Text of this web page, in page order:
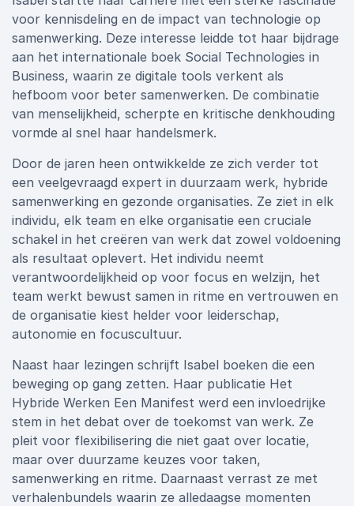
voor kennisdeling en de impact van technologie op
samenwerking. Deze interesse leidde tot haar bijdrage
aan het internationale boek Social Technologies in
Business, waarin ze digitale tools verkent als
hefboom voor beter samenwerken. De combinatie
van menselijkheid, scherpte en kritische denkhouding
vormde al snel haar handelsmerk.
Door de jaren heen ontwikkelde ze zich verder tot
een veelgevraagd expert in duurzaam werk, hybride
samenwerking en gezonde organisaties. Ze ziet in elk
individu, elk team en elke organisatie een cruciale
schakel in het creëren van werk dat zowel voldoening
als resultaat oplevert. Het individu neemt
verantwoordelijkheid op voor focus en welzijn, het
team werkt bewust samen in ritme en vertrouwen en
de organisatie kiest helder voor leiderschap,
autonomie en focuscultuur.
Naast haar lezingen schrijft Isabel boeken die een
beweging op gang zetten. Haar publicatie Het
Hybride Werken Een Manifest werd een invloedrijke
stem in het debat over de toekomst van werk. Ze
pleit voor flexibilisering die niet gaat over locatie,
maar over duurzame keuzes voor taken,
samenwerking en ritme. Daarnaast verrast ze met
verhalenbundels waarin ze alledaagse momenten